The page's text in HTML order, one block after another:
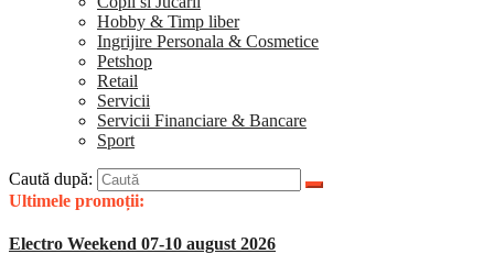
Hobby & Timp liber
Ingrijire Personala & Cosmetice
Petshop
Retail
Servicii
Servicii Financiare & Bancare
Sport
Caută după:
Ultimele promoții:
Electro Weekend 07-10 august 2026